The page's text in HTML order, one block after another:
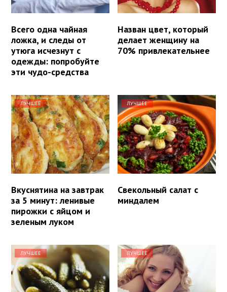
Всего одна чайная
ложка, и следы от
утюга исчезнут с
одежды: попробуйте
эти чудо-средства
Назван цвет, который
делает женщину на
70% привлекательнее
ЛУЧШЕЕ
Вкуснятина на завтрак
за 5 минут: ленивые
пирожки с яйцом и
зеленым луком
ЛУЧШЕЕ
Свекольный салат с
миндалем
ЛУЧШЕЕ ЛУЧШЕЕ